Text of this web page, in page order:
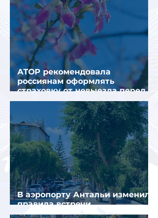
АТОР рекомендовала
россиянам оформлять
страховку от невыезда перед
поездкой в Грецию
В аэропорту Антальи изменили
правила встречи
организованных туристов